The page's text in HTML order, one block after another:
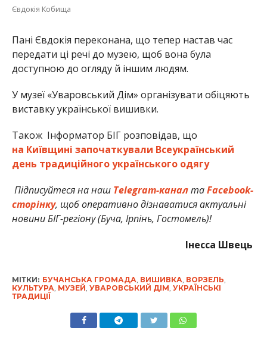
Євдокія Кобища
Пані Євдокія переконана, що тепер настав час
передати ці речі до музею, щоб вона була
доступною до огляду й іншим людям.
У музеї «Уваровський Дім» організувати обіцяють
виставку української вишивки.
Також Інформатор БІГ розповідав, що
на Київщині започаткували Всеукраїнський
день традиційного українського одягу
Підписуйтеся на наш Telegram-канал таFacebook-
сторінку, щоб оперативно дізнаватися актуальні
новини БІГ-регіону (Буча, Ірпінь, Гостомель)!
Інесса Швець
МІТКИ: БУЧАНСЬКА ГРОМАДА ВИШИВКА ВОРЗЕЛЬ
КУЛЬТУРА МУЗЕЙ УВАРОВСЬКИЙ ДІМ УКРАЇНСЬКІ
ТРАДИЦІЇ